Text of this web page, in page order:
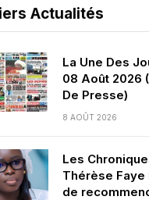
Actualités
La Une Des
08 Août 2026
De Presse)
8 AOÛT 2026
Les
Thérèse Faye
de